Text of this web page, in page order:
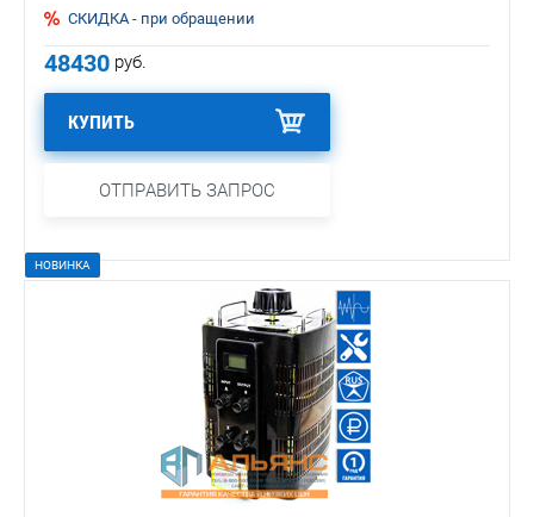
СКИДКА - при обращении
48430 руб.
КУПИТЬ
ОТПРАВИТЬ ЗАПРОС
НОВИНКА